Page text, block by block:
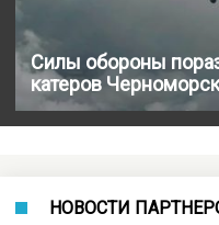
Силы обороны
катеров
НОВОСТИ